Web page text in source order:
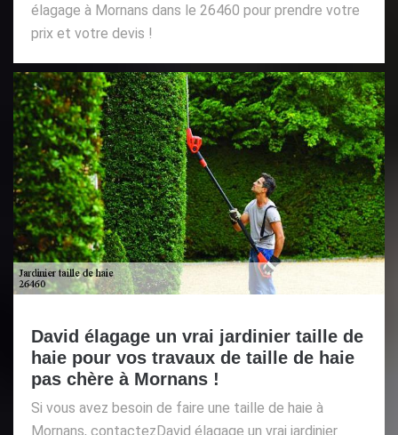
élagage à Mornans dans le 26460 pour prendre votre
prix et votre devis !
David élagage un vrai jardinier taille de
haie pour vos travaux de taille de haie
pas chère à Mornans !
Si vous avez besoin de faire une taille de haie à
Mornans, contactezDavid élagage un vrai jardinier